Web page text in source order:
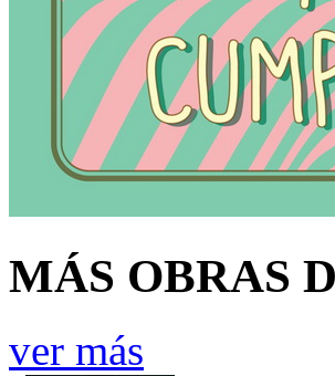
MÁS OBRAS
ver más